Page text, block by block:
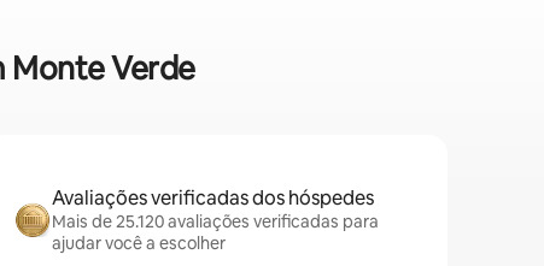
Monte Verde
Avaliações verificadas dos hóspedes
Mais de 25.120 avaliações verificadas para
ajudar você a escolher